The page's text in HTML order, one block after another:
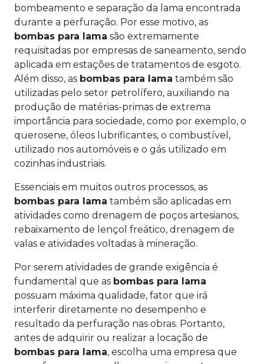
bombeamento e separação da lama encontrada
durante a perfuração. Por esse motivo, as
bombas para lama são extremamente
requisitadas por empresas de saneamento, sendo
aplicada em estações de tratamentos de esgoto.
Além disso, as bombas para lama também são
utilizadas pelo setor petrolífero, auxiliando na
produção de matérias-primas de extrema
importância para sociedade, como por exemplo, o
querosene, óleos lubrificantes, o combustível,
utilizado nos automóveis e o gás utilizado em
cozinhas industriais.
Essenciais em muitos outros processos, as
bombas para lama também são aplicadas em
atividades como drenagem de poços artesianos,
rebaixamento de lençol freático, drenagem de
valas e atividades voltadas à mineração.
Por serem atividades de grande exigência é
fundamental que as bombas para lama
possuam máxima qualidade, fator que irá
interferir diretamente no desempenho e
resultado da perfuração nas obras. Portanto,
antes de adquirir ou realizar a locação de
bombas para lama, escolha uma empresa que